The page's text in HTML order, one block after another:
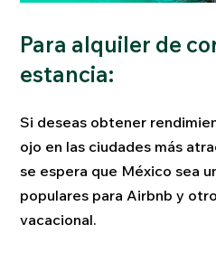
Para alquiler de
estancia:
Si deseas obtener
ojo en las ciudades más
se espera que México sea
populares para Airbnb y
vacacional.